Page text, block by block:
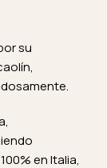
su
en Italia,